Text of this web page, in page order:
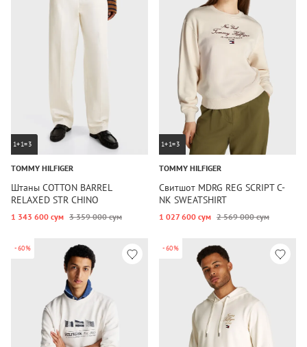
1+1=3
TOMMY HILFIGER
Штаны COTTON BARREL
RELAXED STR CHINO
1 343 600 сум 3 359 000 сум
1+1=3
TOMMY HILFIGER
Свитшот MDRG REG SCRIPT C-
NK SWEATSHIRT
1 027 600 сум 2 569 000 сум
-60% -60%